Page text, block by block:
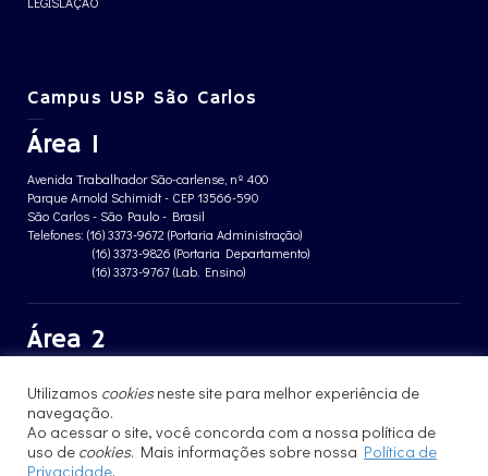
Campus USP São Carlos
Área 1
Avenida Trabalhador São-carlense, nº 400
Parque Arnold Schimidt - CEP 13566-590
São Carlos - São Paulo - Brasil
Telefones: (16) 3373-9672 (Portaria Administração)
(16) 3373-9826 (Portaria Departamento)
(16) 3373-9767 (Lab. Ensino)
Área 2
Jardim Santa Angelina - CEP 13563-120
São Carlos - São Paulo - Brasil
Telefone: (16) 3373-8068 (Portaria prédio CFBio)
(16) 3364-8070 (Portaria prédio poloTErRA)
Utilizamos cookiesneste site para melhor experiência de
navegação.
Ao acessar o site, você concorda com a nossa política de
uso de cookies. Mais informações sobre nossa Política de
Privacidade.